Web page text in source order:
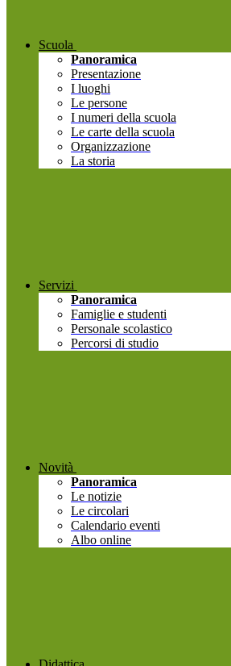
Scuola
Panoramica
Presentazione
I luoghi
Le persone
I numeri della scuola
Le carte della scuola
Organizzazione
La storia
Servizi
Panoramica
Famiglie e studenti
Personale scolastico
Percorsi di studio
Novità
Panoramica
Le notizie
Le circolari
Calendario eventi
Albo online